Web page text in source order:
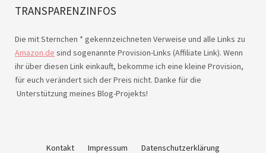
TRANSPARENZINFOS
Die mit Sternchen * gekennzeichneten Verweise und alle Links zu
Amazon.de sind sogenannte Provision-Links (Affiliate Link). Wenn
ihr über diesen Link einkauft, bekomme ich eine kleine Provision,
für euch verändert sich der Preis nicht. Danke für die
Unterstützung meines Blog-Projekts!
Kontakt Impressum Datenschutzerklärung